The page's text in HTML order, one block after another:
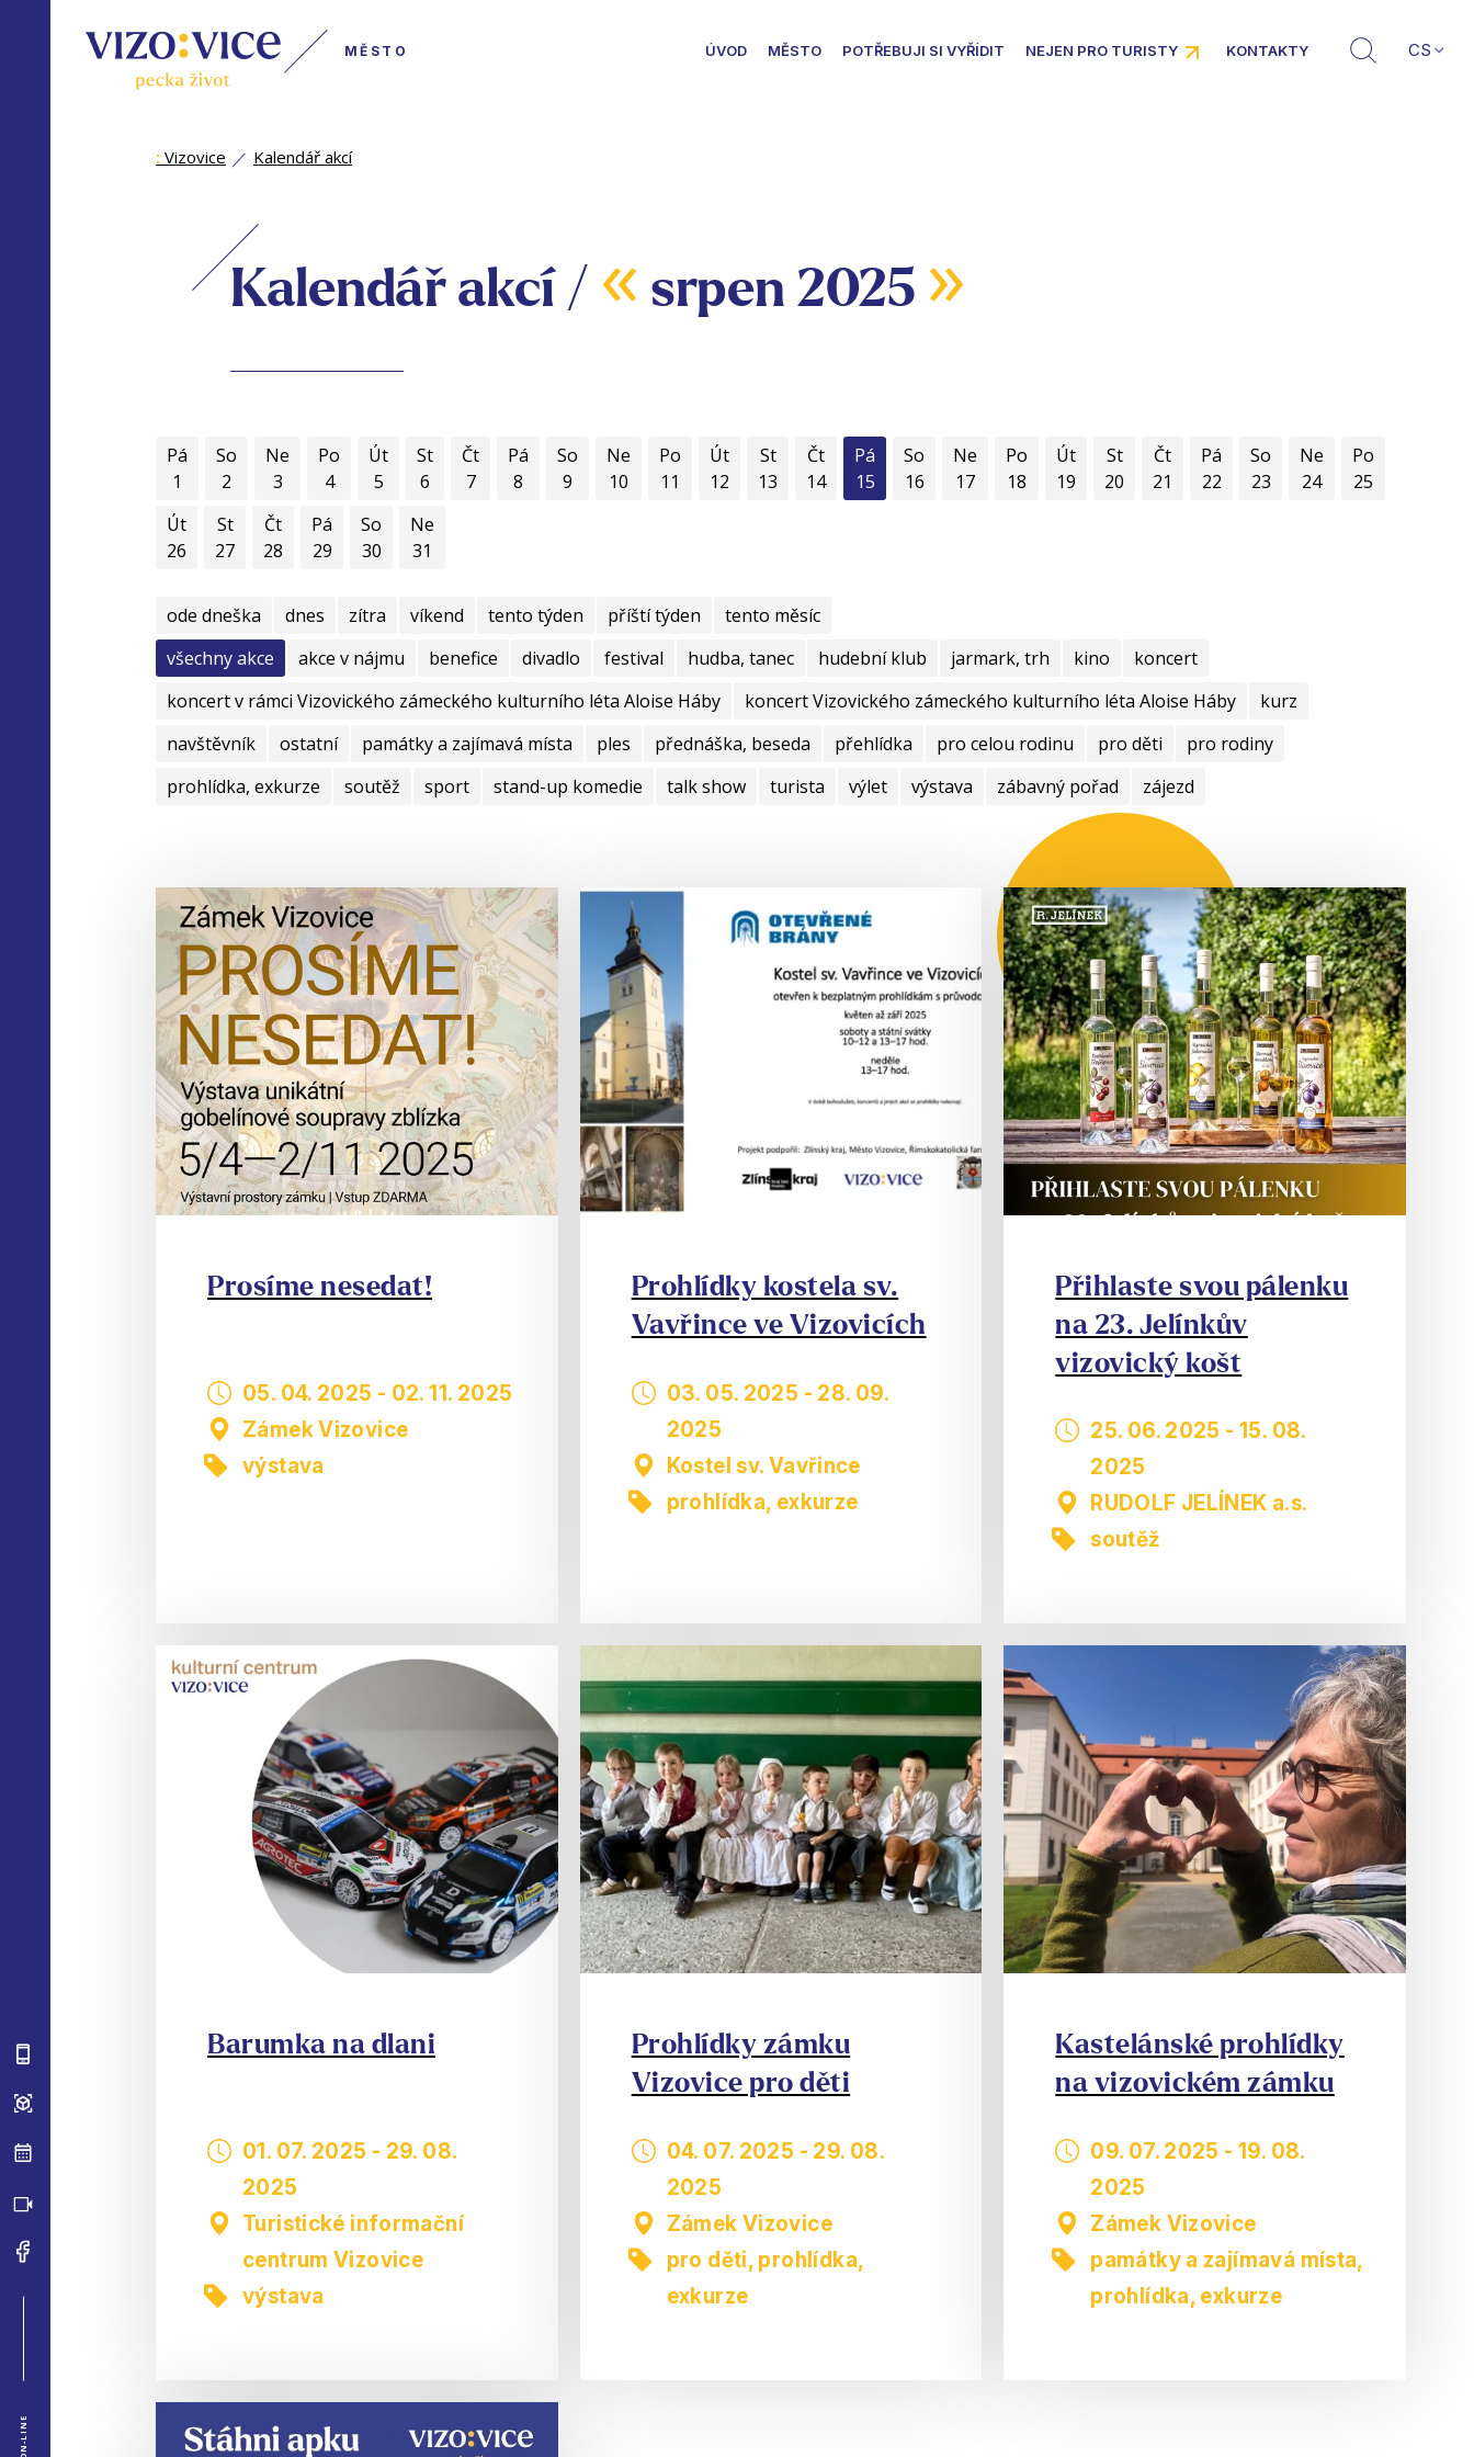
MĚSTO ÚVOD MĚSTO POTŘEBUJI SI VYŘÍDIT NEJEN PRO TURISTY KONTAKTY CS
ON-LINE
: Vizovice Kalendář akcí
Kalendář akcí / « srpen 2025 »
Pá
1
So
2
Ne
3
Po
4
Út
5
St
6
Čt
7
Pá
8
So
9
Ne
10
Po
11
Út
12
St
13
Čt
14
Pá
15
So
16
Ne
17
Po
18
Út
19
St
20
Čt
21
Pá
22
So
23
Ne
24
Po
25
Út
26
St
27
Čt
28
Pá
29
So
30
Ne
31
ode dneška dnes zítra víkend tento týden příští týden
tento měsíc
všechny akce
akce v nájmu benefice divadlo festival hudba, tanec hudební klub jarmark, trh kino
koncert
koncert v rámci Vizovického zámeckého kulturního léta Aloise Háby
koncert Vizovického zámeckého kulturního léta Aloise Háby
kurz
navštěvník
ostatní památky a zajímavá místa ples přednáška, beseda přehlídka pro celou rodinu pro děti
pro rodiny
prohlídka, exkurze
soutěž sport stand-up komedie talk show turista výlet výstava zábavný pořad zájezd
Prosíme nesedat!
05. 04. 2025 - 02. 11. 2025
Zámek Vizovice
výstava
Prohlídky kostela sv.
Vavřince ve Vizovicích
03. 05. 2025 - 28. 09.
2025
Kostel sv. Vavřince
prohlídka, exkurze
Přihlaste svou pálenku
na 23. Jelínkův
vizovický košt
25. 06. 2025 -15. 08.
2025
RUDOLF JELÍNEK a.s.
soutěž
Barumka na dlani
01. 07. 2025 - 29. 08.
2025
Turistické informační
centrum Vizovice
výstava
Prohlídky zámku
Vizovice pro děti
04. 07. 2025 - 29. 08.
2025
Zámek Vizovice
pro děti, prohlídka,
exkurze
Kastelánské prohlídky
na vizovickém zámku
09. 07. 2025 -19. 08.
2025
Zámek Vizovice
památky a zajímavá místa,
prohlídka, exkurze